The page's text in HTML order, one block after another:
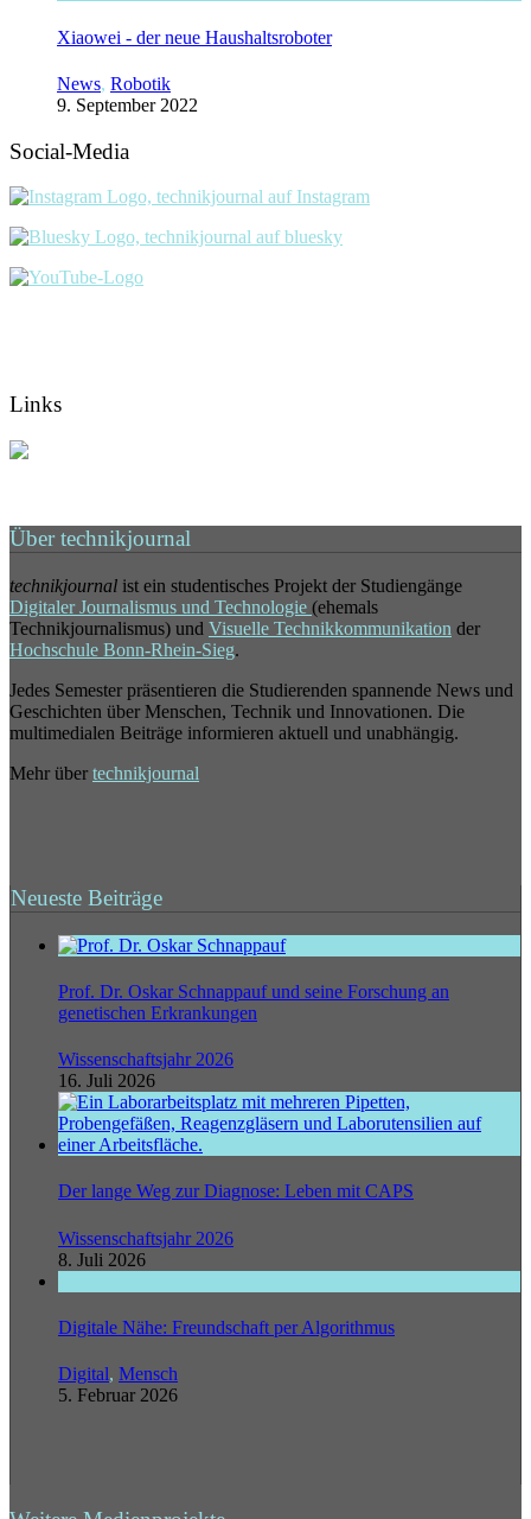
Xiaowei - der neue Haushaltsroboter
News, Robotik
9. September 2022
Social-Media
Links
Über technikjournal
technikjournal ist ein studentisches Projekt der Studiengänge
Digitaler Journalismus und Technologie (ehemals
Technikjournalismus) und Visuelle Technikkommunikation der
Hochschule Bonn-Rhein-Sieg.
Jedes Semester präsentieren die Studierenden spannende News und
Geschichten über Menschen, Technik und Innovationen. Die
multimedialen Beiträge informieren aktuell und unabhängig.
Mehr über technikjournal
Neueste Beiträge
Prof. Dr. Oskar Schnappauf und seine Forschung an
genetischen Erkrankungen
Wissenschaftsjahr 2026
16. Juli 2026
Der lange Weg zur Diagnose: Leben mit CAPS
Wissenschaftsjahr 2026
8. Juli 2026
Digitale Nähe: Freundschaft per Algorithmus
Digital, Mensch
5. Februar 2026